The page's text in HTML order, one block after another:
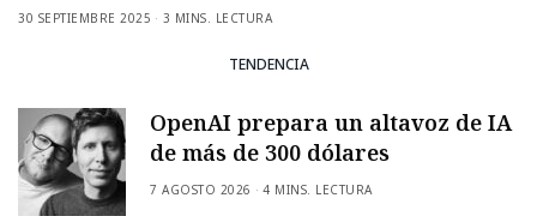
30 SEPTIEMBRE 2025
3 MINS. LECTURA
TENDENCIA
OpenAI prepara un altavoz de IA
de más de 300 dólares
7 AGOSTO 2026 4 MINS. LECTURA